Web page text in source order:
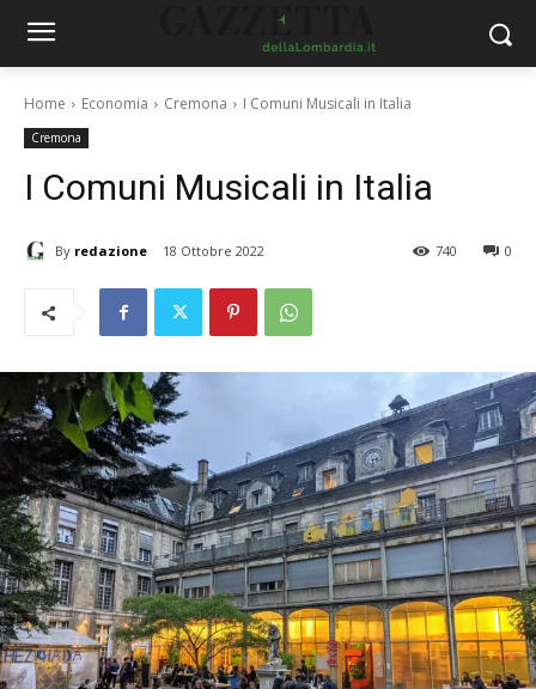
Home Economia Cremona I Comuni Musicali in Italia
Cremona
I Comuni Musicali in Italia
By redazione 18 Ottobre 2022 0
740